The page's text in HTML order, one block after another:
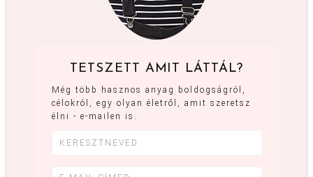
TETSZETT AMIT LÁTTÁL?
Még több hasznos anyag boldogságról,
célokról, egy olyan életről, amit szeretsz
élni - e-mailen is.